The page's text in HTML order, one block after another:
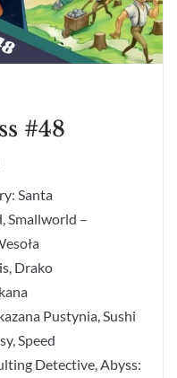
#48
Santa
Smallworld –
Drako
Pustynia, Sushi
Speed
Detective, Abyss: